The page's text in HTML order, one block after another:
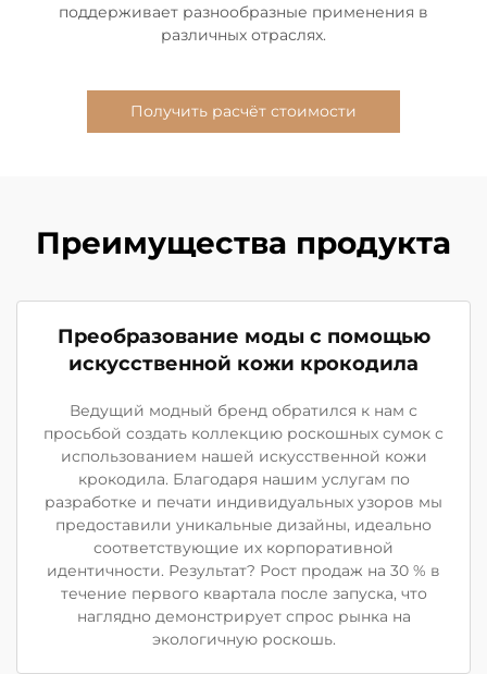
поддерживает разнообразные применения в
различных отраслях.
Получить расчёт стоимости
Преимущества продукта
Преобразование моды с помощью
искусственной кожи крокодила
Ведущий модный бренд обратился к нам с
просьбой создать коллекцию роскошных сумок с
использованием нашей искусственной кожи
крокодила. Благодаря нашим услугам по
разработке и печати индивидуальных узоров мы
предоставили уникальные дизайны, идеально
соответствующие их корпоративной
идентичности. Результат? Рост продаж на 30 % в
течение первого квартала после запуска, что
наглядно демонстрирует спрос рынка на
экологичную роскошь.